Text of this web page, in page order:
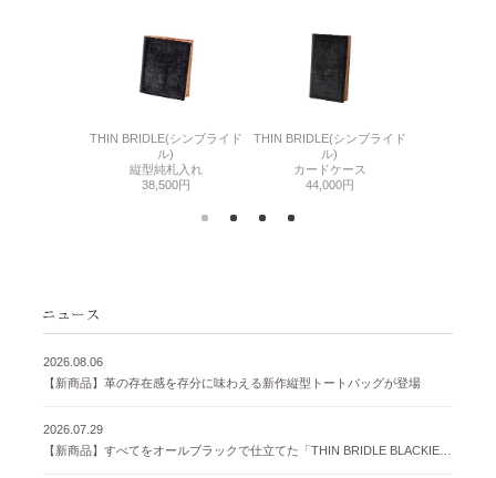
THIN BRIDLE(シンブライド
ル)
縦型純札入れ
38,500円
THIN BRIDLE(シンブライド
ル)
カードケース
44,000円
2026.08.06
【新商品】革の存在感を存分に味わえる新作縦型トートバッグが登場
2026.07.29